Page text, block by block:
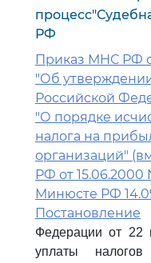
РФ
Приказ МНС РФ
"Об
Российской
"О порядке
налога на
организаций"
РФ от 15.06.2000
Минюсте РФ
Постановление
Федерации от 22
уплаты